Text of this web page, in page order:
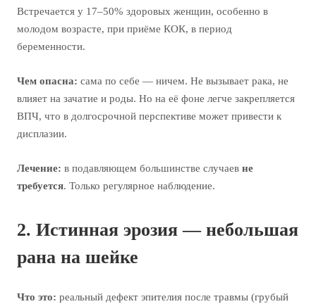
Встречается у 17–50% здоровых женщин, особенно в
молодом возрасте, при приёме КОК, в период
беременности.
Чем опасна: сама по себе — ничем. Не вызывает рака, не
влияет на зачатие и роды. Но на её фоне легче закрепляется
ВПЧ, что в долгосрочной перспективе может привести к
дисплазии.
Лечение: в подавляющем большинстве случаев не
требуется. Только регулярное наблюдение.
2. Истинная эрозия — небольшая
рана на шейке
Что это: реальный дефект эпителия после травмы (грубый